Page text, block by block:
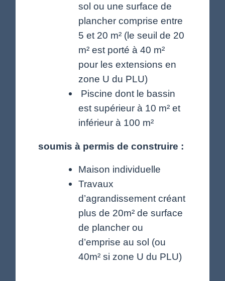
sol ou une surface de
plancher comprise entre
5 et 20 m² (le seuil de 20
m² est porté à 40 m²
pour les extensions en
zone U du PLU)
Piscine dont le bassin
est supérieur à 10 m² et
inférieur à 100 m²
soumis à permis de construire :
Maison individuelle
Travaux
d’agrandissement créant
plus de 20m² de surface
de plancher ou
d’emprise au sol (ou
40m² si zone U du PLU)